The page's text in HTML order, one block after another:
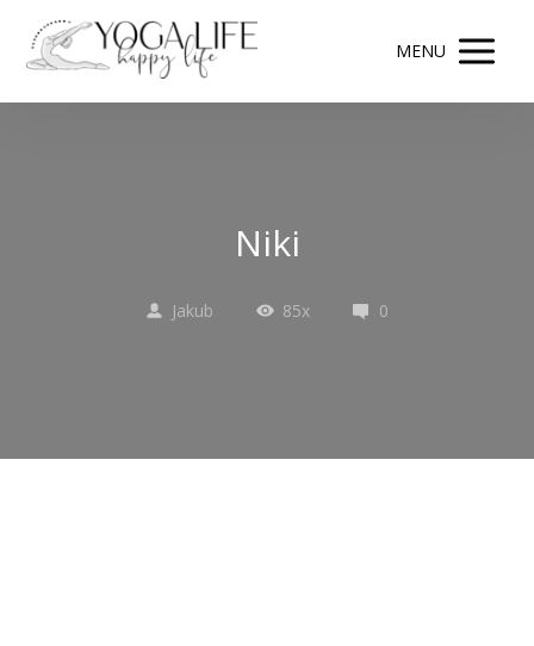
MENU
Niki
Jakub 85x 0